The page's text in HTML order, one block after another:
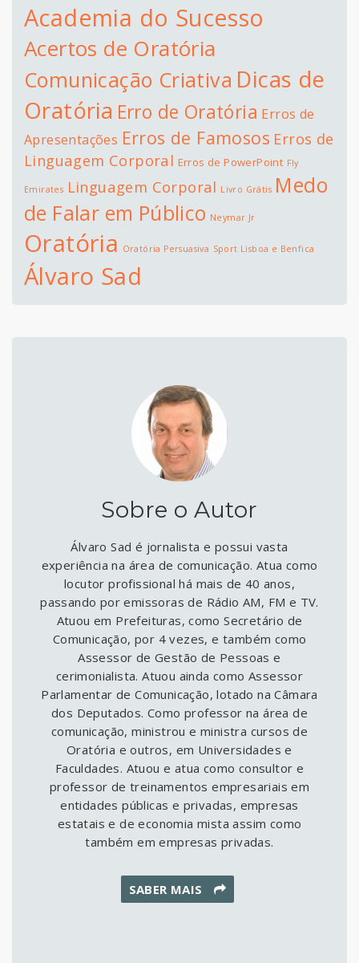
Academia do Sucesso
Acertos de Oratória
Comunicação Criativa Dicas de
Oratória Erro de Oratória Erros de
Apresentações Erros de Famosos Erros de
Linguagem Corporal Erros de PowerPoint Fly
Emirates Linguagem Corporal Livro Grátis Medo
de Falar em Público Neymar Jr
Oratória Oratória Persuasiva Sport Lisboa e Benfica
Álvaro Sad
Sobre o Autor
Álvaro Sad é jornalista e possui vasta
experiência na área de comunicação. Atua como
locutor profissional há mais de 40 anos,
passando por emissoras de Rádio AM, FM e TV.
Atuou em Prefeituras, como Secretário de
Comunicação, por 4 vezes, e também como
Assessor de Gestão de Pessoas e
cerimonialista. Atuou ainda como Assessor
Parlamentar de Comunicação, lotado na Câmara
dos Deputados. Como professor na área de
comunicação, ministrou e ministra cursos de
Oratória e outros, em Universidades e
Faculdades. Atuou e atua como consultor e
professor de treinamentos empresariais em
entidades públicas e privadas, empresas
estatais e de economia mista assim como
também em empresas privadas.
SABER MAIS